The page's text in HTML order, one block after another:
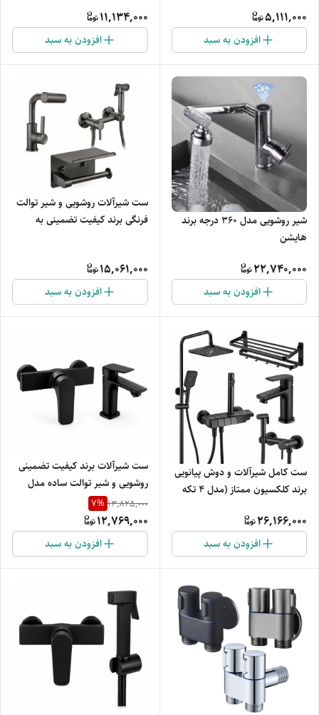
5,111,000
افزودن به سبد
11,134,000
افزودن به سبد
شیر روشویی مدل 360 درجه برند
هایشن
22,740,000
افزودن به سبد
ست شیرآلات روشویی و شیر توالت
فرنگی برند کیفیت تضمینی به
15,061,000
افزودن به سبد
ست کامل شیرآلات و دوش پیانویی
برند کلکسیون ممتاز (مدل ۴ تکه
26,166,000
افزودن به سبد
ست شیرآلات برند کیفیت تضمینی
روشویی و شیر توالت ساده مدل
مینیمال و دوام بالا
13,825,000
7%
12,769,000
افزودن به سبد